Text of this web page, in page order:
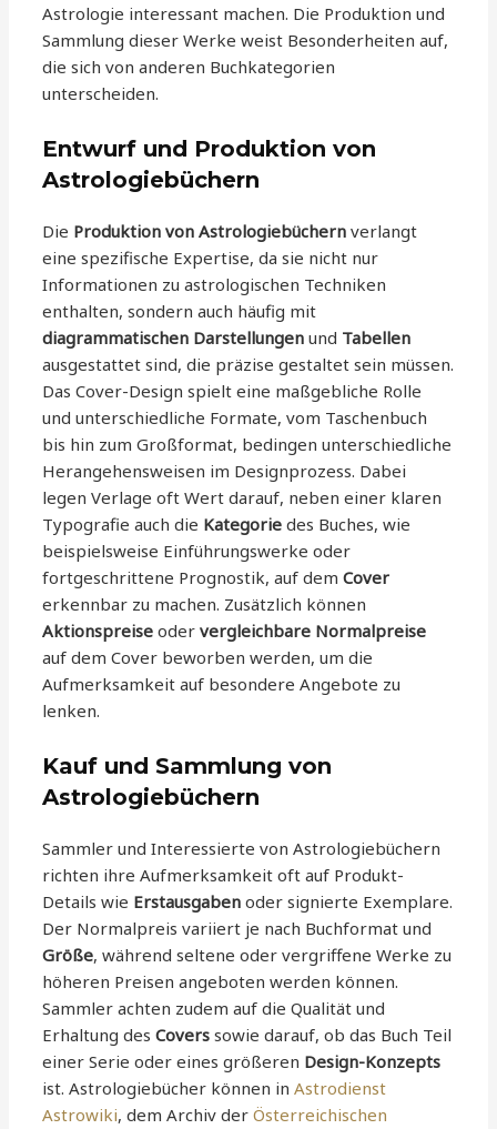
Astrologie interessant machen. Die Produktion und
Sammlung dieser Werke weist Besonderheiten auf,
die sich von anderen Buchkategorien
unterscheiden.
Entwurf und Produktion von
Astrologiebüchern
Die Produktion von Astrologiebüchern verlangt
eine spezifische Expertise, da sie nicht nur
Informationen zu astrologischen Techniken
enthalten, sondern auch häufig mit
diagrammatischen Darstellungen und Tabellen
ausgestattet sind, die präzise gestaltet sein müssen.
Das Cover-Design spielt eine maßgebliche Rolle
und unterschiedliche Formate, vom Taschenbuch
bis hin zum Großformat, bedingen unterschiedliche
Herangehensweisen im Designprozess. Dabei
legen Verlage oft Wert darauf, neben einer klaren
Typografie auch die Kategorie des Buches, wie
beispielsweise Einführungswerke oder
fortgeschrittene Prognostik, auf demCover
erkennbar zu machen. Zusätzlich können
Aktionspreise odervergleichbare Normalpreise
auf dem Cover beworben werden, um die
Aufmerksamkeit auf besondere Angebote zu
lenken.
Kauf und Sammlung von
Astrologiebüchern
Sammler und Interessierte von Astrologiebüchern
richten ihre Aufmerksamkeit oft auf Produkt-
Details wie Erstausgaben oder signierte Exemplare.
Der Normalpreis variiert je nach Buchformat und
Größe, während seltene oder vergriffene Werke zu
höheren Preisen angeboten werden können.
Sammler achten zudem auf die Qualität und
Erhaltung desCovers sowie darauf, ob das Buch Teil
einer Serie oder eines größeren Design-Konzepts
ist. Astrologiebücher können inAstrodienst
Astrowiki, dem Archiv derÖsterreichischen